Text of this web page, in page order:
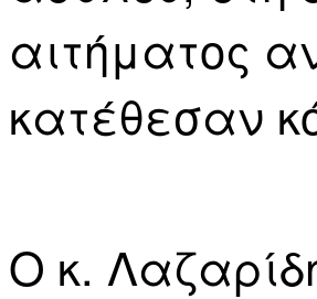
αιτήματος
κατέθεσαν
Ο κ.